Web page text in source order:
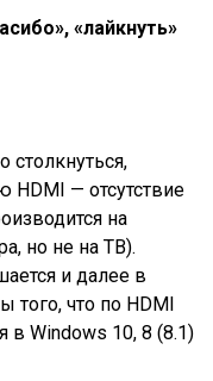
«лайкнуть»
HDMI — отсутствие
на
но не на ТВ).
и далее в
что по HDMI
в Windows 10, 8 (8.1)